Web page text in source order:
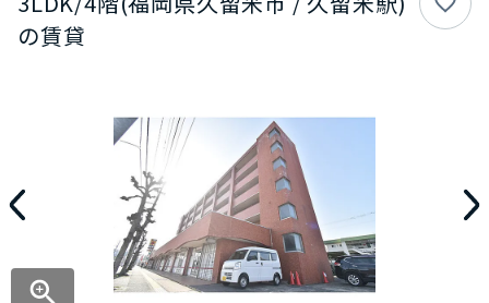
の賃貸